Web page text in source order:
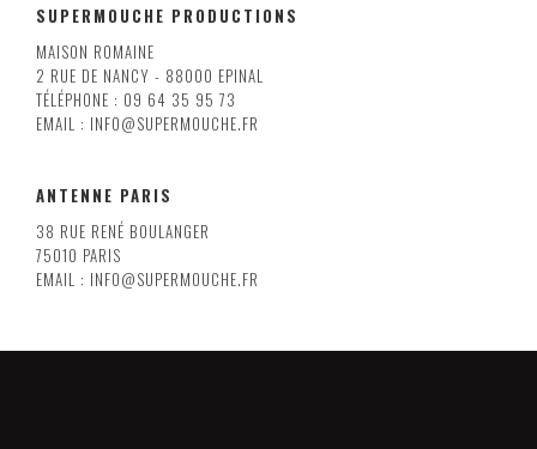
SUPERMOUCHE PRODUCTIONS
MAISON ROMAINE
2 RUE DE NANCY - 88000 EPINAL
TÉLÉPHONE : 09 64 35 95 73
EMAIL : INFO@SUPERMOUCHE.FR
ANTENNE PARIS
38 RUE RENÉ BOULANGER
75010 PARIS
EMAIL : INFO@SUPERMOUCHE.FR